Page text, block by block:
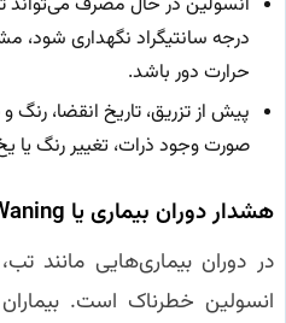
درجه سانتیگراد نگهداری شود،
حرارت دور باشد.
پیش از تزریق، تاریخ انقضا،
صورت وجود ذرات، تغییر رنگ یا
هشدار دوران بیماری یا Sick Day Waning
در دوران بیماری‌هایی مانند
انسولین خطرناک است.